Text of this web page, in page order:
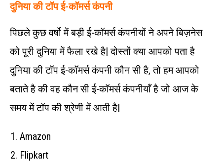
दुनिया की टॉप ई-कॉमर्स कंपनी
पिछले कुछ वर्षो में बड़ी ई-कॉमर्स कंपनीयों ने अपने बिज़नेस
को पूरी दुनिया में फैला रखे है| दोस्तों क्या आपको पता है
दुनिया की टॉप ई-कॉमर्स कंपनी कौन सी है, तो हम आपको
बताते है की वह कौन सी ई-कॉमर्स कंपनीयाँ है जो आज के
समय में टॉप की श्रेणी में आती है|
Amazon
Flipkart